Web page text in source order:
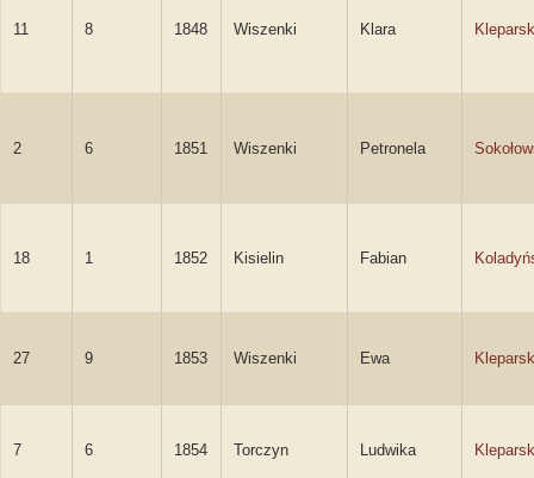
11 8 1848 Wiszenki Klara
2 6 1851 Wiszenki Petronela
18 1 1852 Kisielin Fabian
27 9 1853 Wiszenki Ewa
7 6 1854 Torczyn Ludwika